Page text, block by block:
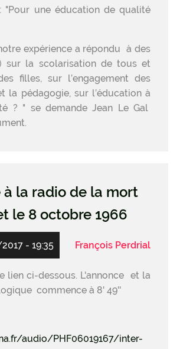
"Pour une éducation de qualité
expérience a répondu à des
sur la scolarisation de tous et
filles, sur l’engagement des
la pédagogie, sur l’éducation à
? " se demande Jean Le Gal
à la radio de la mort
le 8 octobre 1966
- 19:35 François Perdrial
lien ci-dessous. L'annonce et la
commence à 8' 49''
audio/PHF06019167/inter-